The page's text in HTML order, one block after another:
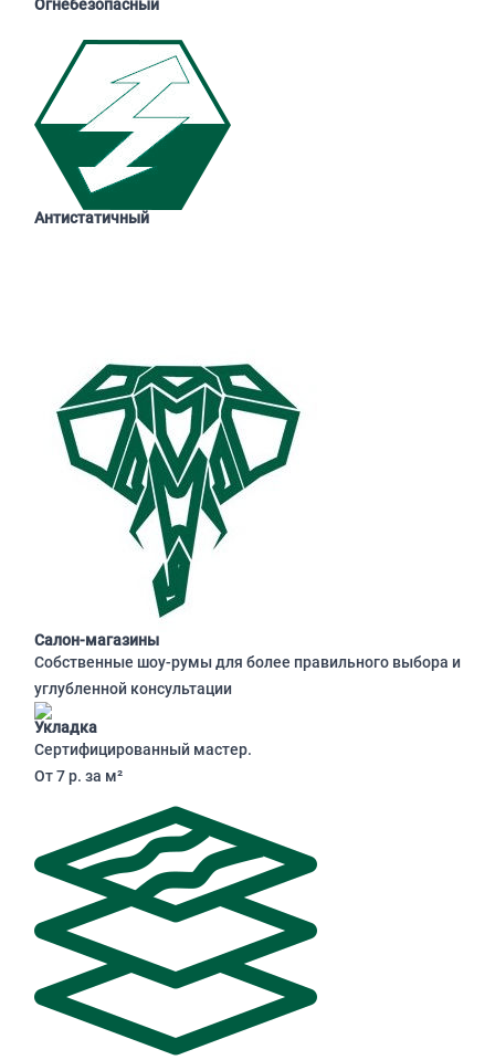
Огнебезопасный
Антистатичный
Салон-магазины
Собственные шоу-румы для более правильного выбора и
углубленной консультации
Укладка
Сертифицированный мастер.
От 7 р. за м²